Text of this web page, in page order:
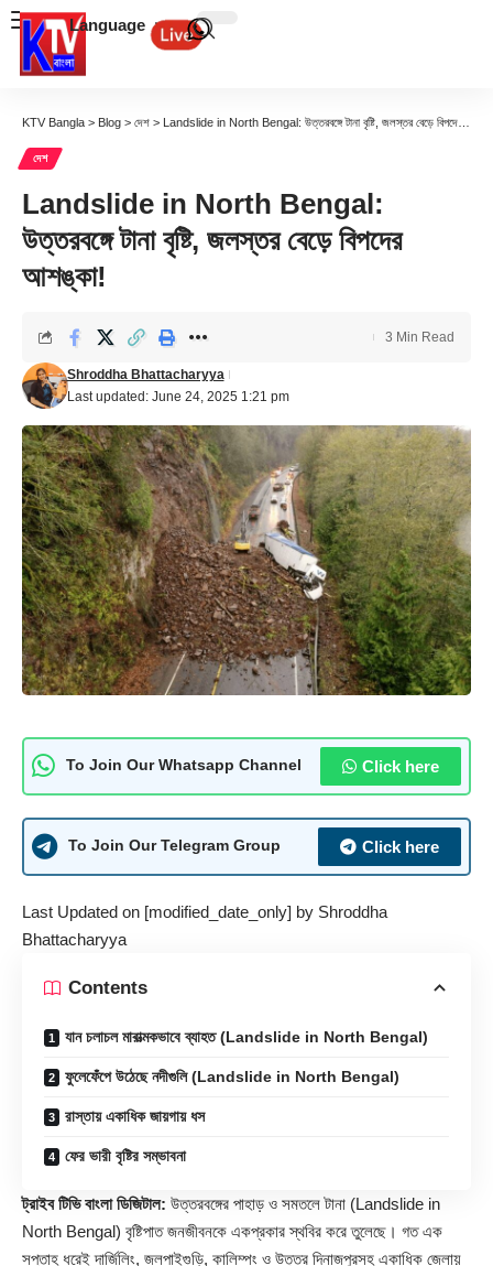
Language
KTV Bangla > Blog > দেশ > Landslide in North Bengal: উত্তরবঙ্গে টানা বৃষ্টি, জলস্তর বেড়ে বিপদের আশঙ্কা!
দেশ
Landslide in North Bengal:
উত্তরবঙ্গে টানা বৃষ্টি, জলস্তর বেড়ে বিপদের
আশঙ্কা!
Last updated: June 24, 2025 1:21 pm
Shroddha Bhattacharyya
3 Min Read
To Join Our Whatsapp Channel Click here
To Join Our Telegram Group Click here
Last Updated on [modified_date_only] by Shroddha
Bhattacharyya
Contents
যান চলাচল মারাত্মকভাবে ব্যাহত (Landslide in North Bengal)
ফুলেফেঁপে উঠেছে নদীগুলি (Landslide in North Bengal)
রাস্তায় একাধিক জায়গায় ধস
ফের ভারী বৃষ্টির সম্ভাবনা
ট্রাইব টিভি বাংলা ডিজিটাল: উত্তরবঙ্গের পাহাড় ও সমতলে টানা (Landslide in
North Bengal) বৃষ্টিপাত জনজীবনকে একপ্রকার স্থবির করে তুলেছে। গত এক
সপ্তাহ ধরেই দার্জিলিং, জলপাইগুড়ি, কালিম্পং ও উত্তর দিনাজপুরসহ একাধিক জেলায়